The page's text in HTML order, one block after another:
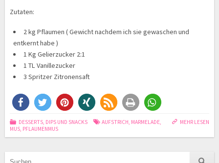
Zutaten:
2 kg Pflaumen ( Gewicht nachdem ich sie gewaschen und
entkernt habe )
1 Kg Gelierzucker 2:1
1 TL Vanillezucker
3 Spritzer Zitronensaft
MEHR LESEN
DESSERTS, DIPS UND SNACKS AUFSTRICH, MARMELADE,
MUS, PFLAUMENMUS